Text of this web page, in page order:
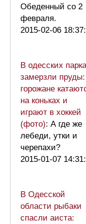
Обеденный со 2
февраля.
2015-02-06
В одесских
замерзли пруды:
горожане
на коньках и
играют в хоккей
(фото): А где же
лебеди, утки и
черепахи?
2015-01-07
В Одесской
области рыбаки
спасли аиста: